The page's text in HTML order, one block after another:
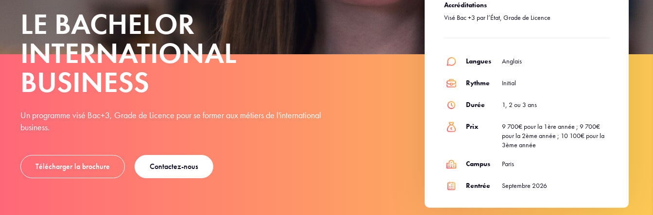
LE BACHELOR
INTERNATIONAL
BUSINESS
Un programme visé Bac+3, Grade de Licence pour se former aux métiers de l'international
business.
Télécharger la brochure Contactez-nous
Accréditations
Visé Bac +3 par l’État, Grade de Licence
Langues Anglais
Rythme Initial
Durée 1, 2 ou 3 ans
Prix
9 700€ pour la 1ère année ; 9 700€
pour la 2ème année ; 10 100€ pour la
3ème année
Campus Paris
Rentrée Septembre 2026